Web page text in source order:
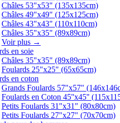
Châles 53"x53" (135x135cm)
Châles 49"x49" (125x125cm)
Châles 43"x43" (110x110cm)
Châles 35"x35" (89x89cm)
Voir plus →
en soie
Châles 35"x35" (89x89cm)
Foulards 25"x25" (65x65cm)
en coton
Grands Foulards 57"x57"
Foulards en Coton 45''x45''
Petits Foulards 31"x31" (80x80cm)
Petits Foulards 27"x27" (70x70cm)